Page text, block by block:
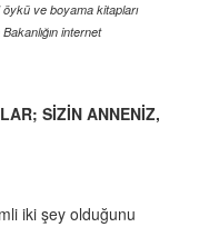
ve boyama kitapları
internet
SİZİN ANNENİZ,
iki şey olduğunu